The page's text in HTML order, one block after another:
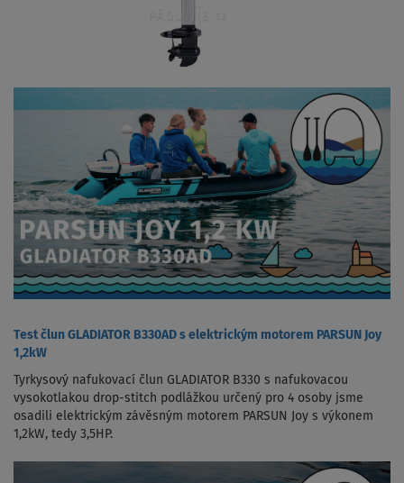
Test člun GLADIATOR B330AD s elektrickým motorem PARSUN Joy
1,2kW
Tyrkysový nafukovací člun GLADIATOR B330 s nafukovacou
vysokotlakou drop-stitch podlážkou určený pro 4 osoby jsme
osadili elektrickým závěsným motorem PARSUN Joy s výkonem
1,2kW, tedy 3,5HP.